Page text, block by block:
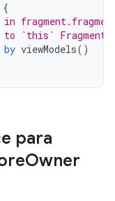
{
to `this` Fragment
by viewModels()
para
Owner